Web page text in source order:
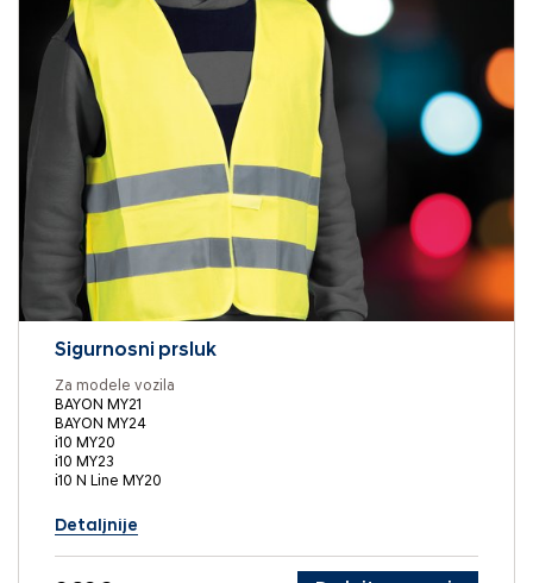
Sigurnosni prsluk
Za modele vozila
BAYON MY21
BAYON MY24
i10 MY20
i10 MY23
i10 N Line MY20
Detaljnije